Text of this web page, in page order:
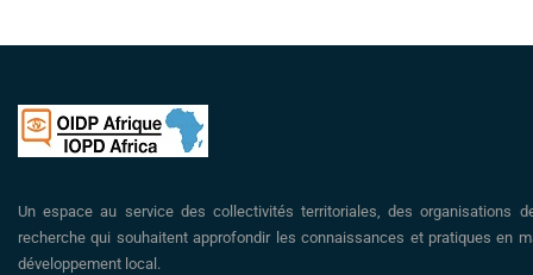
Un espace au service des collectivités territoriales, des organisations
recherche qui souhaitent approfondir les connaissances et pratiques en
développement local.